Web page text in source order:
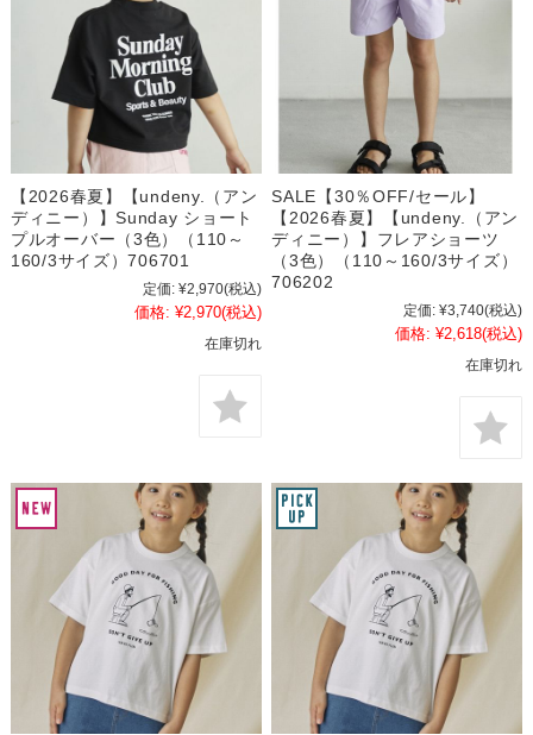
【2026春夏】【undeny.（アン
ディニー）】Sunday ショート
プルオーバー（3色）（110～
160/3サイズ）706701
定価: ¥2,970(税込)
価格: ¥2,970(税込)
在庫切れ
SALE【30％OFF/セール】
【2026春夏】【undeny.（アン
ディニー）】フレアショーツ
（3色）（110～160/3サイズ）
706202
定価: ¥3,740(税込)
価格: ¥2,618(税込)
在庫切れ